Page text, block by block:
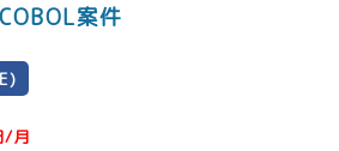
案件
/月